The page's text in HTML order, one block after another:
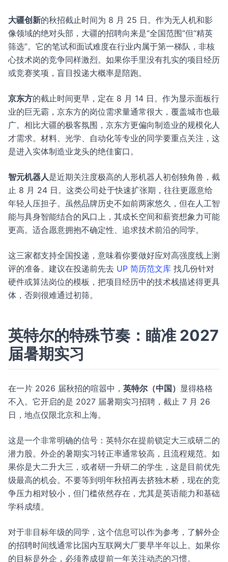
大疆创新的秋招截止时间为 8 月 25 日。作为无人机和影
像领域的绝对头部，大疆的招聘向来是“全国范围”但“精英
筛选”。它的笔试和面试难度在行业内属于第一梯队，非核
心技术岗的竞争同样激烈。如果你手里没有扎实的项目经历
或竞赛奖项，盲目投递大概率是陪跑。
京东方的截止时间更早，定在 8 月 14 日。作为显示面板行
业的巨无霸，京东方的岗位需求量通常很大，覆盖城市也最
广。相比大疆的极客氛围，京东方更偏向制造业的规模化人
才需求。材料、光学、自动化等专业的同学要重点关注，这
是进入实体制造业龙头的绝佳窗口。
智元机器人是近期关注度极高的人形机器人初创独角兽，截
止 8 月 24 日。这类公司处于快速扩张期，往往更愿意给
年轻人压担子。虽然品牌历史不如前两家悠久，但在人工智
能与具身智能结合的风口上，其成长空间和薪资想象力可能
更高。适合愿意拥抱不确定性、追求技术前沿的同学。
这三家都支持全国投递，意味着你要做好应对高强度线上测
评的准备。建议在投递前先去 UP 简历范文库 找几份针对
硬件或算法岗位的模板，把项目经历中的技术栈描述得更具
体，否则很难通过初筛。
英特尔的特殊节奏：瞄准 2027
届暑期实习
在一片 2026 届秋招的喧嚣中， 英特尔（中国） 显得格格
不入。它开启的是 2027 届暑期实习招聘，截止 7 月 26
日，地点仅限北京和上海。
这是一个非常明确的信号：英特尔在提前锁定大三或研二的
潜力股。外企的暑期实习转正率通常较高，且流程规范。如
果你是大二升大三，或者研一升研二的学生，这是目前优先
级最高的机会。不要等到明年秋招再去挤独木桥，现在的竞
争压力相对较小，但门槛依然存在，尤其是英语能力和基础
学科成绩。
对于非目标年级的同学，这个信息可以作为参考，了解外企
的招聘时间线通常比国内互联网大厂要早半年以上。如果你
的目标是外企，必须养成提前一年关注动态的习惯。